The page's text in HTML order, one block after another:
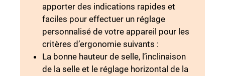
apporter des indications rapides et
faciles pour effectuer un réglage
personnalisé de votre appareil pour les
critères d’ergonomie suivants :
La bonne hauteur de selle, l’inclinaison
de la selle et le réglage horizontal de la